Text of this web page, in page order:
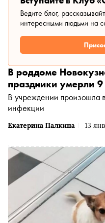
Ведите блог,
интересными людьми на
Екатерина Палкина 13
В роддоме
праздники умерли
В учреждении произошла
инфекции